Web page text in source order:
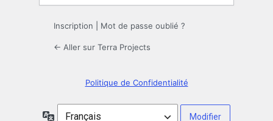
Inscription Mot de passe oublié ?
← Aller sur Terra Projects
Politique de Confidentialité
Langue